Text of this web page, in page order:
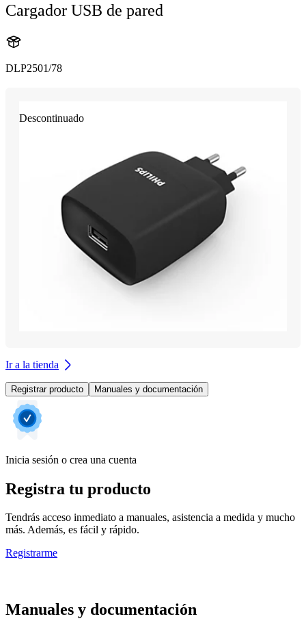
Cargador USB de pared
DLP2501/78
Descontinuado
Ir a la tienda
Registrar producto Manuales y documentación
Inicia sesión o crea una cuenta
Registra tu producto
Tendrás acceso inmediato a manuales, asistencia a medida y mucho
más. Además, es fácil y rápido.
Registrarme
Manuales y documentación